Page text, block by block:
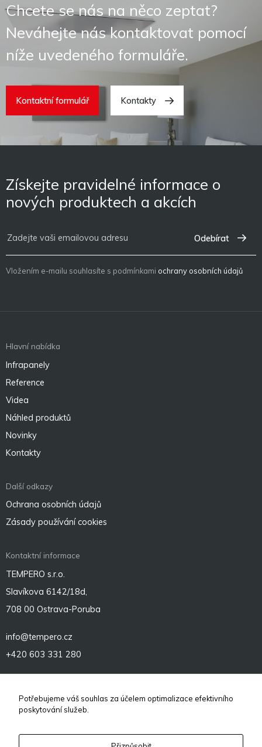
Chcete se nás na něco zeptat?
Neváhejte nás kontaktovat pomocí
níže uvedeného formuláře.
Kontaktní formulář Kontakty
Získejte pravidelné informace o
nových produktech a akcích
Odebírat
Vložením e-mailu souhlasíte s podmínkami ochrany osobních údajů
Hlavní nabídka
Infrapanely
Reference
Videa
Náhled produktů
Novinky
Kontakty
Další odkazy
Ochrana osobních údajů
Zásady používání cookies
Kontaktní informace
TEMPERO s.r.o.
Slavíkova 6142/18d,
708 00 Ostrava-Poruba
info@tempero.cz
+420 603 331 280
Sociální sítě
Potřebujeme váš souhlas za účelem optimalizace efektivního
poskytování služeb.